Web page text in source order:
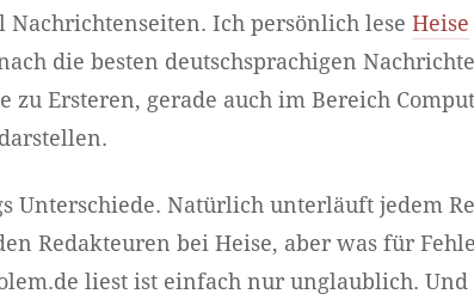
Nachrichtenseiten. Ich persönlich lese Heise
die besten deutschsprachigen
Ersteren, gerade auch im Bereich
Unterschiede. Natürlich unterläuft jedem
Redakteuren bei Heise, aber was für
liest ist einfach nur unglaublich.